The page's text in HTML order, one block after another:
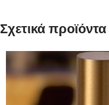
Σχετικά προϊόντα